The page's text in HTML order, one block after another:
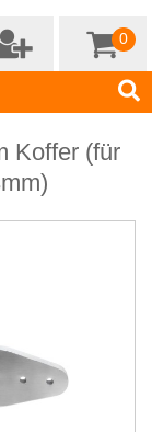
0
Koffer (für